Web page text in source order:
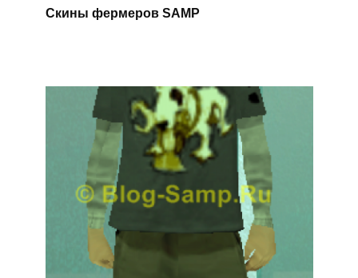
Скины фермеров SAMP